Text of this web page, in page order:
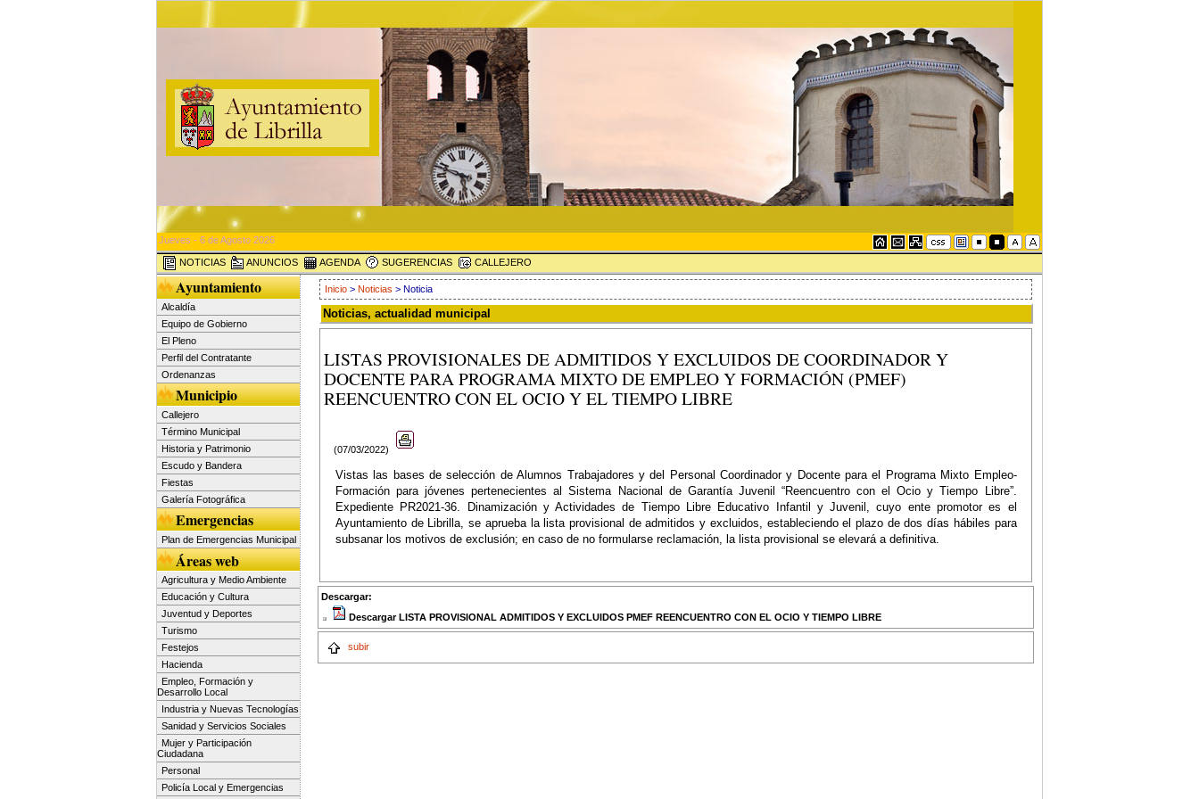
Jueves - 6 de Agosto 2026
NOTICIAS ANUNCIOS AGENDA SUGERENCIAS CALLEJERO
Ayuntamiento
Alcaldía
Equipo de Gobierno
El Pleno
Perfil del Contratante
Ordenanzas
Municipio
Callejero
Término Municipal
Historia y Patrimonio
Escudo y Bandera
Fiestas
Galería Fotográfica
Emergencias
Plan de Emergencias Municipal
Áreas web
Agricultura y Medio Ambiente
Educación y Cultura
Juventud y Deportes
Turismo
Festejos
Hacienda
Empleo, Formación y
Desarrollo Local
Industria y Nuevas Tecnologías
Sanidad y Servicios Sociales
Mujer y Participación
Ciudadana
Personal
Policía Local y Emergencias
Inicio > Noticias > Noticia
Noticias, actualidad municipal
LISTAS PROVISIONALES DE ADMITIDOS Y EXCLUIDOS DE COORDINADOR Y
DOCENTE PARA PROGRAMA MIXTO DE EMPLEO Y FORMACIÓN (PMEF)
REENCUENTRO CON EL OCIO Y EL TIEMPO LIBRE
(07/03/2022)
Vistas las bases de selección de Alumnos Trabajadores y del Personal Coordinador y Docente para el Programa Mixto Empleo-
Formación para jóvenes pertenecientes al Sistema Nacional de Garantía Juvenil “Reencuentro con el Ocio y Tiempo Libre”.
Expediente PR2021-36. Dinamización y Actividades de Tiempo Libre Educativo Infantil y Juvenil, cuyo ente promotor es el
Ayuntamiento de Librilla, se aprueba la lista provisional de admitidos y excluidos, estableciendo el plazo de dos días hábiles para
subsanar los motivos de exclusión; en caso de no formularse reclamación, la lista provisional se elevará a definitiva.
Descargar:
Descargar LISTA PROVISIONAL ADMITIDOS Y EXCLUIDOS PMEF REENCUENTRO CON EL OCIO Y TIEMPO LIBRE
subir